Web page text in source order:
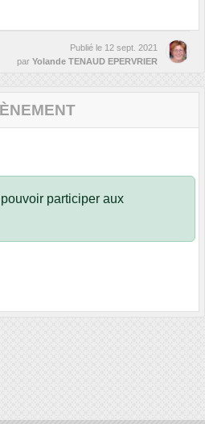
Publié le 12 sept. 2021
par Yolande TENAUD EPERVRIER
participer aux